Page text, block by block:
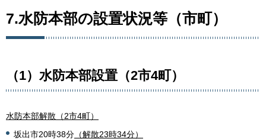
7.水防本部の設置状況等（市町）
（1）水防本部設置（2市4町）
水防本部解散（2市4町）
坂出市20時38分 （解散23時34分）